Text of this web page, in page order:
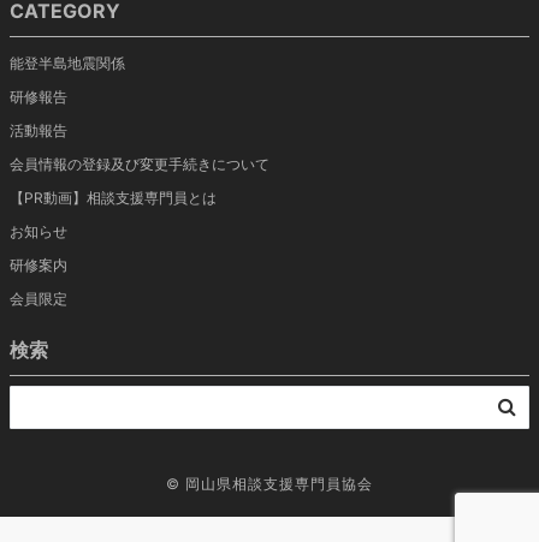
CATEGORY
能登半島地震関係
研修報告
活動報告
会員情報の登録及び変更手続きについて
【PR動画】相談支援専門員とは
お知らせ
研修案内
会員限定
検索
© 岡山県相談支援専門員協会